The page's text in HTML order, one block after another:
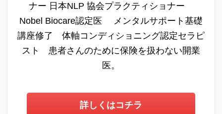
ナー 日本NLP 協会プラクティショナー
Nobel Biocare認定医 メンタルサポート基礎
講座修了 体軸コンディショニング認定セラピ
スト 患者さんのために保険を扱わない開業
医。
詳しくはコチラ